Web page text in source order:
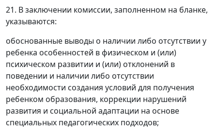
21. В заключении комиссии, заполненном на бланке,
указываются:
обоснованные выводы о наличии либо отсутствии у
ребенка особенностей в физическом и (или)
психическом развитии и (или) отклонений в
поведении и наличии либо отсутствии
необходимости создания условий для получения
ребенком образования, коррекции нарушений
развития и социальной адаптации на основе
специальных педагогических подходов;